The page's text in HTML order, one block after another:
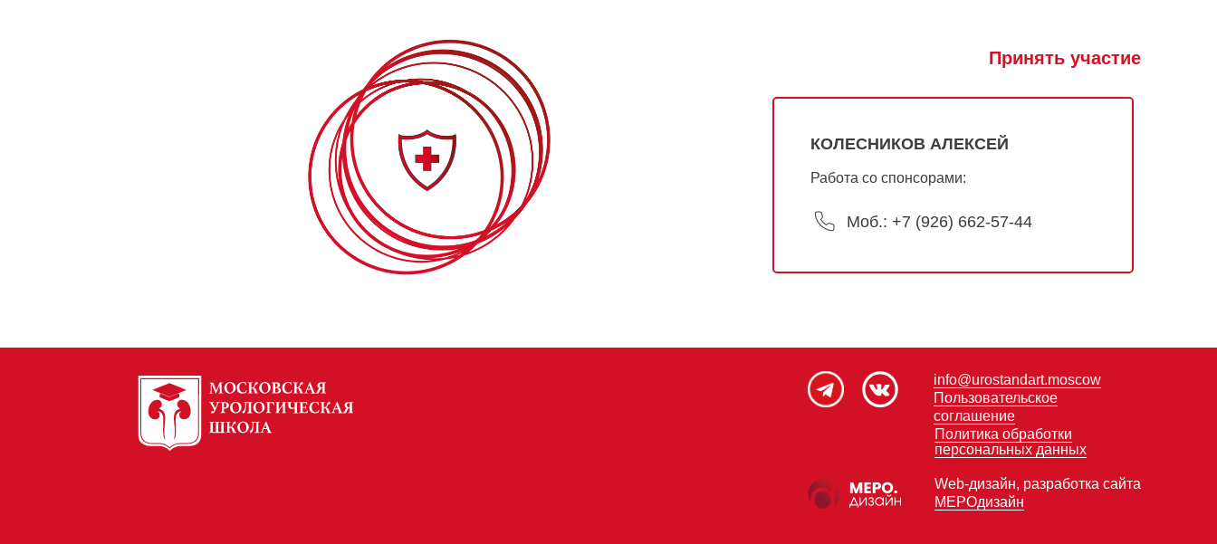
Принять участие
Работа со спонсорами:
КОЛЕСНИКОВ АЛЕКСЕЙ
Моб.: +7 (926) 662-57-44
Пользовательское
соглашение
Политика обработки
персональных данных
Web-дизайн, разработка сайта
МЕРОдизайн
info@urostandart.moscow